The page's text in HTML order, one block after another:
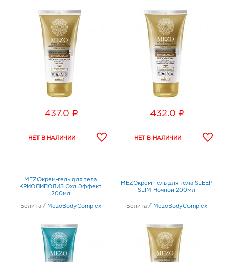
437.0 i 432.0 i
MEZOкрем-гель для тела
КРИОЛИПОЛИЗ Охл Эффект
200мл
Белита / MezoBodyComplex
MEZOкрем-гель для тела SLEEP
SLIM Ночной 200мл
Белита / MezoBodyComplex